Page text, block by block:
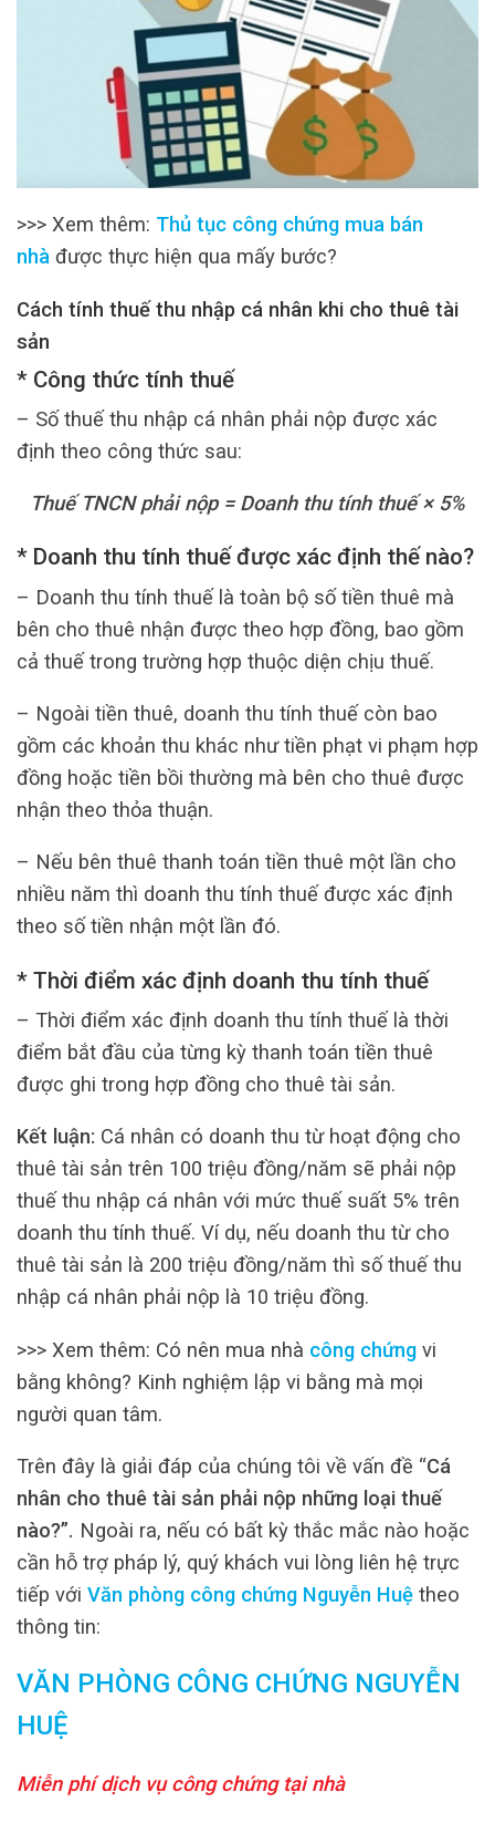
>>> Xem thêm: Thủ tục công chứng mua bán
nhà được thực hiện qua mấy bước?
Cách tính thuế thu nhập cá nhân khi cho thuê tài
sản
* Công thức tính thuế
– Số thuế thu nhập cá nhân phải nộp được xác
định theo công thức sau:
Thuế TNCN phải nộp = Doanh thu tính thuế × 5%
* Doanh thu tính thuế được xác định thế nào?
– Doanh thu tính thuế là toàn bộ số tiền thuê mà
bên cho thuê nhận được theo hợp đồng, bao gồm
cả thuế trong trường hợp thuộc diện chịu thuế.
– Ngoài tiền thuê, doanh thu tính thuế còn bao
gồm các khoản thu khác như tiền phạt vi phạm hợp
đồng hoặc tiền bồi thường mà bên cho thuê được
nhận theo thỏa thuận.
– Nếu bên thuê thanh toán tiền thuê một lần cho
nhiều năm thì doanh thu tính thuế được xác định
theo số tiền nhận một lần đó.
* Thời điểm xác định doanh thu tính thuế
– Thời điểm xác định doanh thu tính thuế là thời
điểm bắt đầu của từng kỳ thanh toán tiền thuê
được ghi trong hợp đồng cho thuê tài sản.
Kết luận: Cá nhân có doanh thu từ hoạt động cho
thuê tài sản trên 100 triệu đồng/năm sẽ phải nộp
thuế thu nhập cá nhân với mức thuế suất 5% trên
doanh thu tính thuế. Ví dụ, nếu doanh thu từ cho
thuê tài sản là 200 triệu đồng/năm thì số thuế thu
nhập cá nhân phải nộp là 10 triệu đồng.
>>> Xem thêm: Có nên mua nhà công chứng vi
bằng không? Kinh nghiệm lập vi bằng mà mọi
người quan tâm.
Trên đây là giải đáp của chúng tôi về vấn đề “Cá
nhân cho thuê tài sản phải nộp những loại thuế
nào?”. Ngoài ra, nếu có bất kỳ thắc mắc nào hoặc
cần hỗ trợ pháp lý, quý khách vui lòng liên hệ trực
tiếp với Văn phòng công chứng Nguyễn Huệ theo
thông tin:
VĂN PHÒNG CÔNG CHỨNG NGUYỄN
HUỆ
Miễn phí dịch vụ công chứng tại nhà